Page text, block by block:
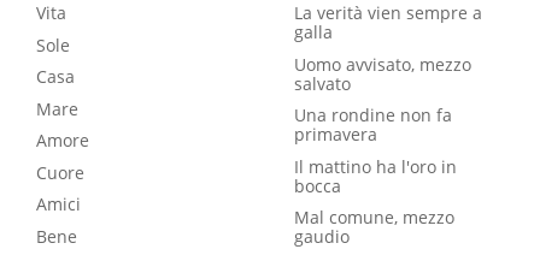
Vita
Sole
Casa
Mare
Amore
Cuore
Amici
Bene
La verità vien sempre a
galla
Uomo avvisato, mezzo
salvato
Una rondine non fa
primavera
Il mattino ha l'oro in
bocca
Mal comune, mezzo
gaudio